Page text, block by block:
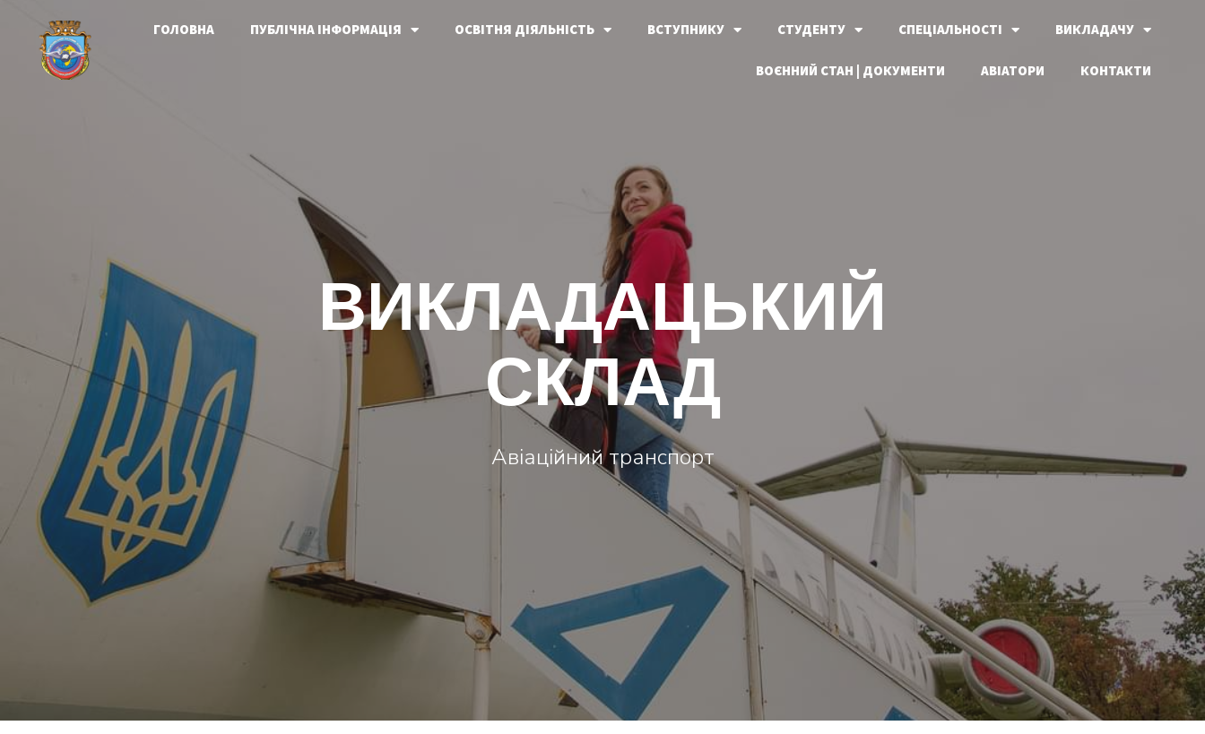
ГОЛОВНА ПУБЛІЧНА ІНФОРМАЦІЯ ОСВІТНЯ ДІЯЛЬНІСТЬ ВСТУПНИКУ СТУДЕНТУ СПЕЦІАЛЬНОСТІ ВИКЛАДАЧУ
ВОЄННИЙ СТАН | ДОКУМЕНТИ АВІАТОРИ КОНТАКТИ
ВИКЛАДАЦЬКИЙ
СКЛАД
Авіаційний транспорт